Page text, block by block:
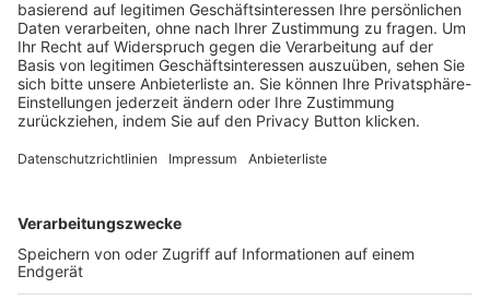
Trainerbörse
Login SpielPlus
FOLGE DEM BFV
TOP-VEREINE